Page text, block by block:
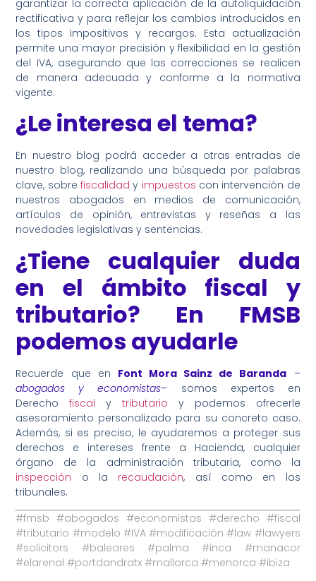
garantizar la correcta aplicación de la autoliquidación
rectificativa y para reflejar los cambios introducidos en
los tipos impositivos y recargos. Esta actualización
permite una mayor precisión y flexibilidad en la gestión
del IVA, asegurando que las correcciones se realicen
de manera adecuada y conforme a la normativa
vigente.
¿Le interesa el tema?
En nuestro blog podrá acceder a otras entradas de
nuestro blog, realizando una búsqueda por palabras
clave, sobrefiscalidad y impuestos con intervención de
nuestros abogados en medios de comunicación,
artículos de opinión, entrevistas y reseñas a las
novedades legislativas y sentencias.
¿Tiene cualquier duda
en el ámbito fiscal y
tributario? En FMSB
podemos ayudarle
Recuerde que en Font Mora Sainz de Baranda –
abogados y economistas–
somos expertos en
Derechofiscal ytributario y podemos ofrecerle
asesoramiento personalizado para su concreto caso.
Además, si es preciso, le ayudaremos a proteger sus
derechos e intereses frente a Hacienda, cualquier
órgano de la administración tributaria, como la
inspección o la recaudación, así como en los
tribunales.
#fmsb #abogados #economistas #derecho #fiscal
#tributario #modelo #IVA #modificación #law #lawyers
#solicitors #baleares #palma #inca #manacor
#elarenal #portdandratx #mallorca #menorca #ibiza